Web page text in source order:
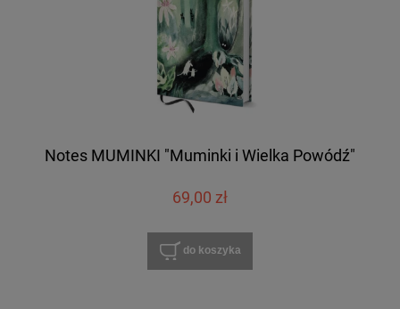
Notes MUMINKI "Muminki i Wielka Powódź"
69,00 zł
do koszyka